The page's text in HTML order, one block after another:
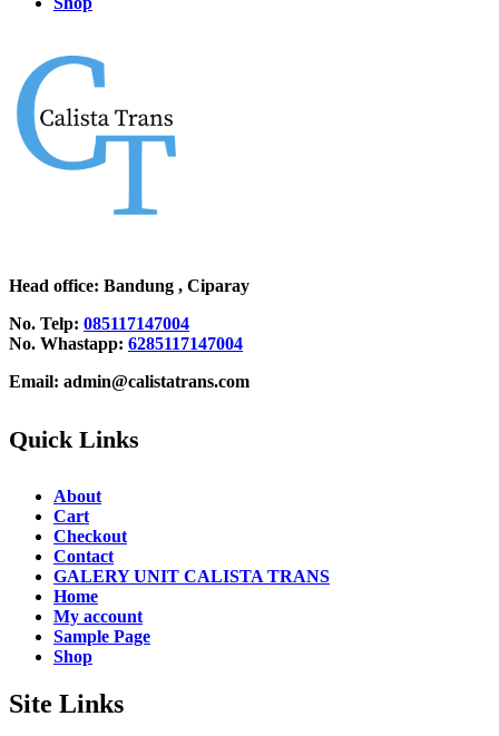
Head office: Bandung , Ciparay
No. Telp: 085117147004
No. Whastapp: 6285117147004
Email: admin@calistatrans.com
Quick Links
About
Cart
Checkout
Contact
GALERY UNIT CALISTA TRANS
Home
My account
Sample Page
Shop
Site Links